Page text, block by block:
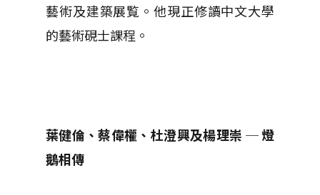
藝術及建築展覧。他現正修讀中文大學
的藝術硯士課程。
葉健倫、蔡偉權、杜澄興及楊理崇 ─ 燈
鵝相傳